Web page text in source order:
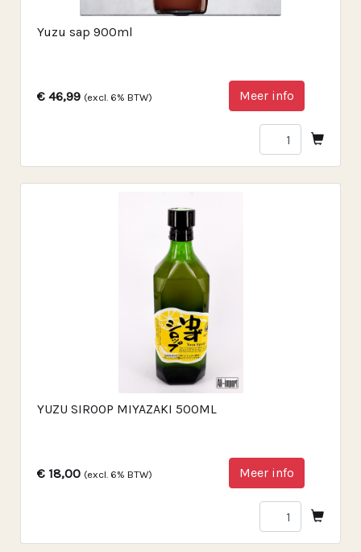
Yuzu sap 900ml
€ 46,99 (excl. 6% BTW) Meer info
YUZU SIROOP MIYAZAKI 500ML
€ 18,00 (excl. 6% BTW) Meer info